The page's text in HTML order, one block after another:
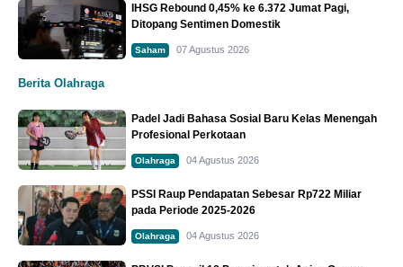
IHSG Rebound 0,45% ke 6.372 Jumat Pagi,
Ditopang Sentimen Domestik
Saham 07 Agustus 2026
Berita Olahraga
Padel Jadi Bahasa Sosial Baru Kelas Menengah
Profesional Perkotaan
Olahraga 04 Agustus 2026
PSSI Raup Pendapatan Sebesar Rp722 Miliar
pada Periode 2025-2026
Olahraga 04 Agustus 2026